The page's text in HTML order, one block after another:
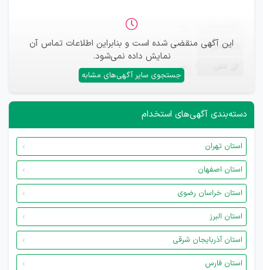
این آگهی منقضی شده است و بنابراین اطلاعات تماس آن
نمایش داده نمی‌شود.
جستجوی سایر آگهی‌های مشابه
ایمیل —
—
دسته‌بندی آگهی‌های استخدام
استان تهران
استان اصفهان
استان خراسان رضوی
استان البرز
استان آذربایجان شرقی
استان فارس